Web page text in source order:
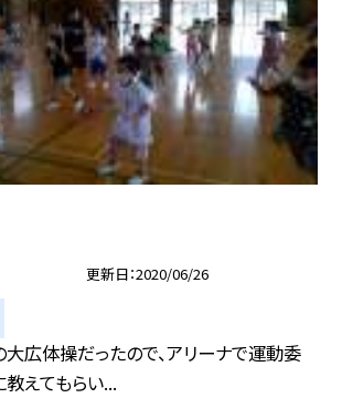
更新日 2020/06/26
広体操だったので、アリーナで運動委
えてもらい...